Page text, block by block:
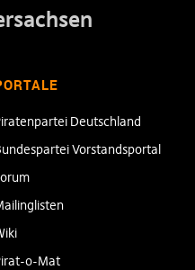
Deutschland
Vorstandsportal
o-Mat